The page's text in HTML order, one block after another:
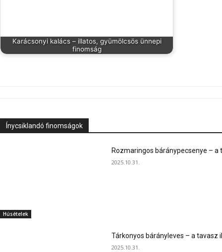
Karácsonyi kalács – illatos, gyümölcsös ünnepi
finomság
Ínycsiklandó finomságok
Húsételek
Rozmaringos báránypecsenye – a
2025.10.31.
Tárkonyos bárányleves – a tavasz
2025.10.31.